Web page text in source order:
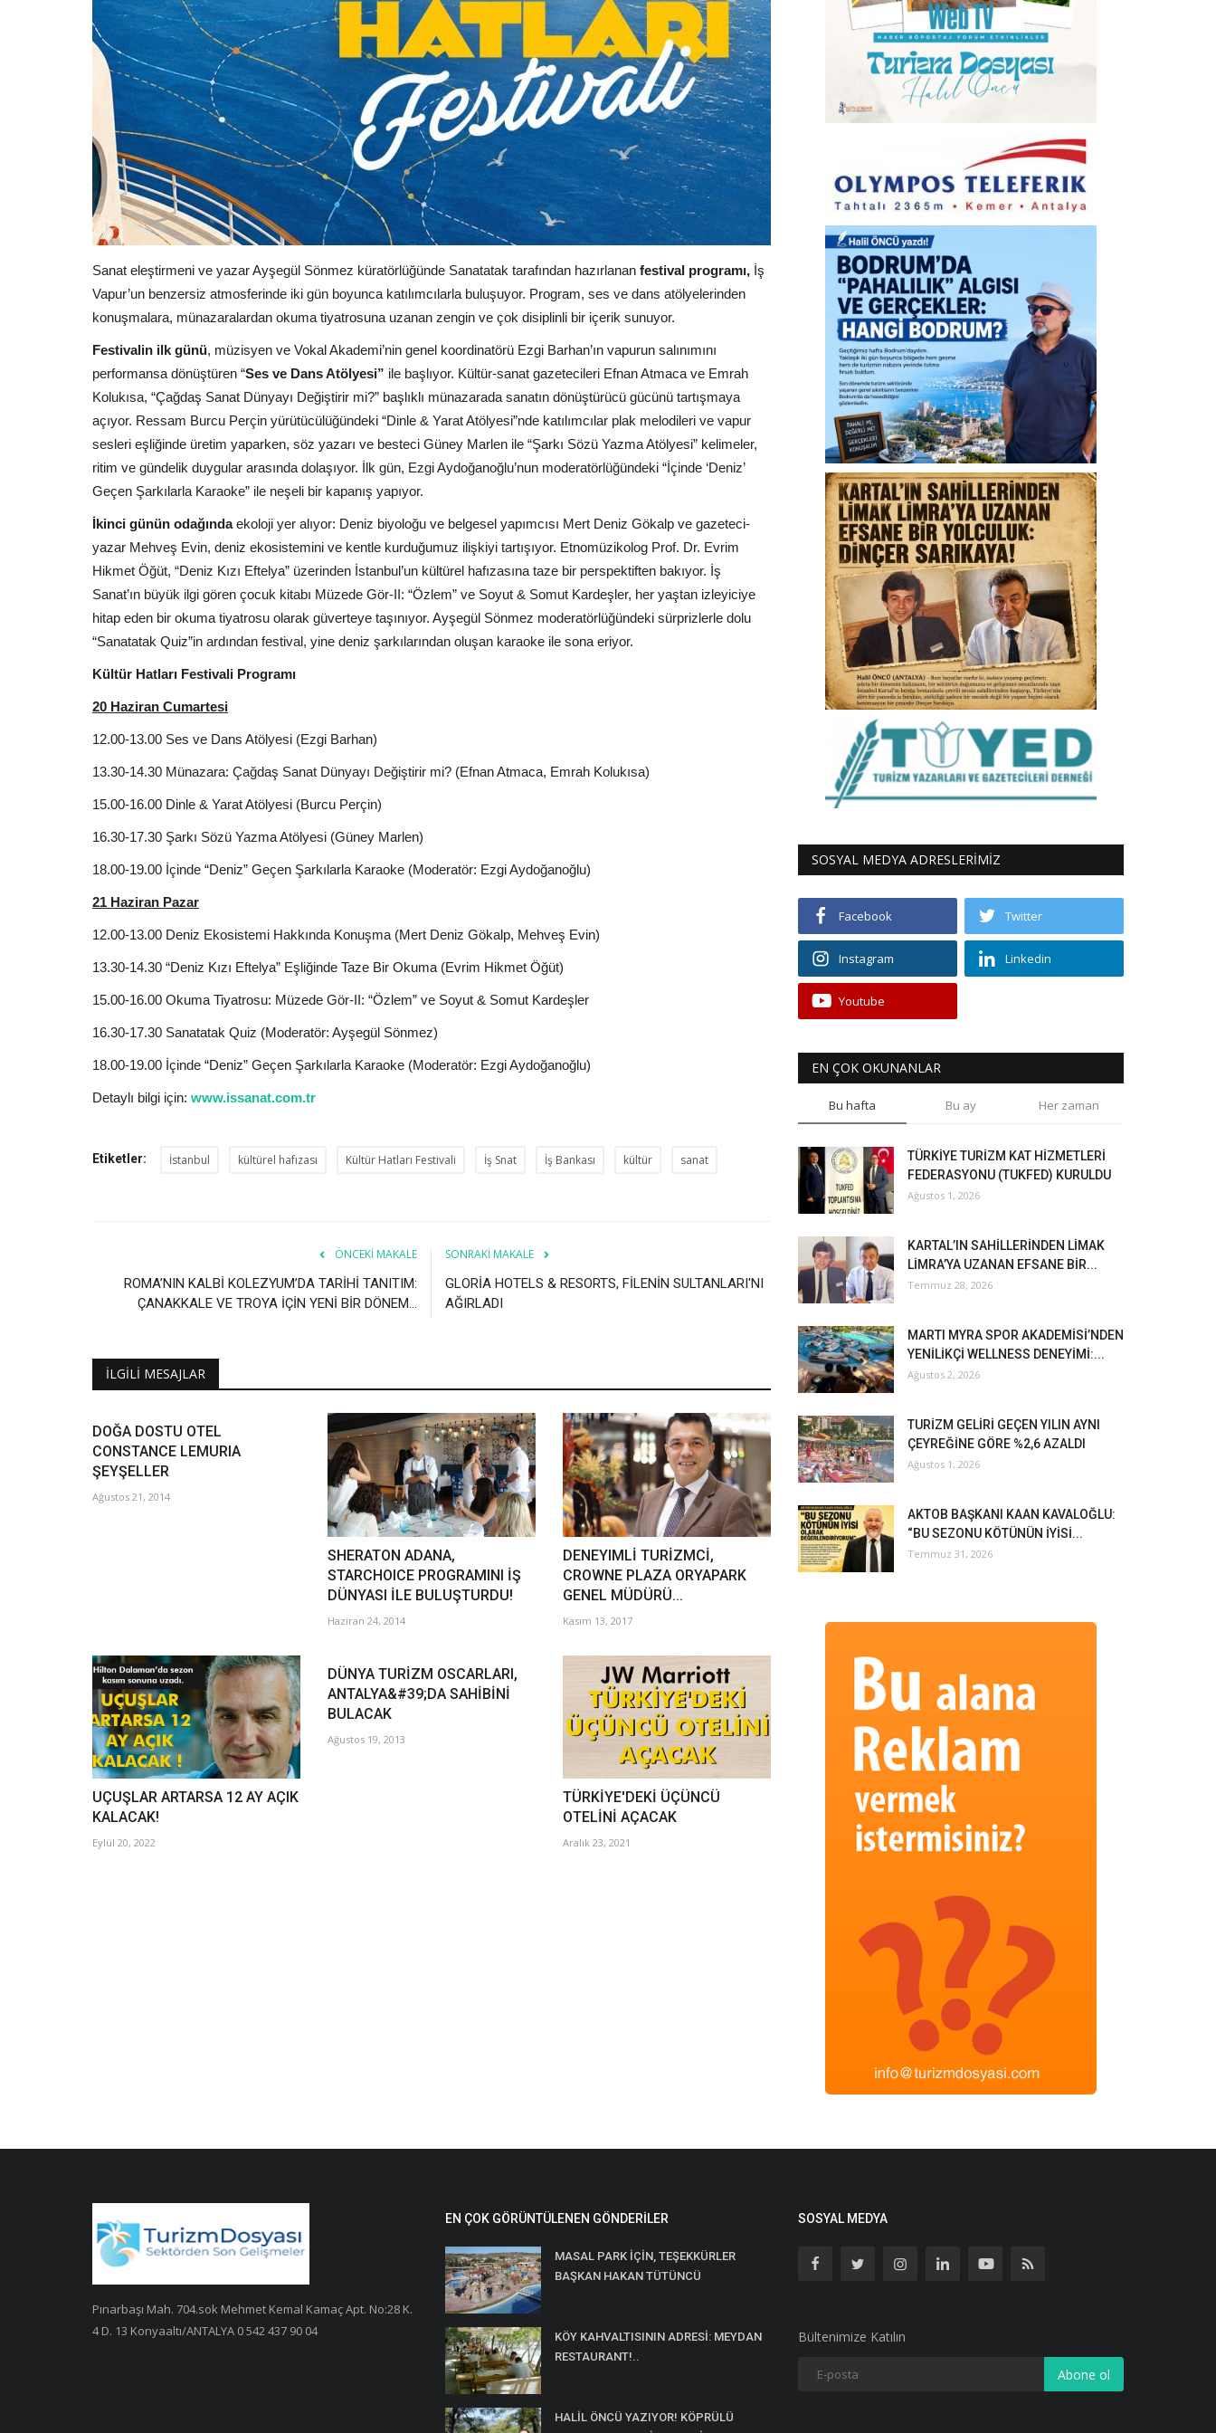
Sanat eleştirmeni ve yazar Ayşegül Sönmez küratörlüğünde Sanatatak tarafından hazırlanan festival programı, İş
Vapur’un benzersiz atmosferinde iki gün boyunca katılımcılarla buluşuyor. Program, ses ve dans atölyelerinden
konuşmalara, münazaralardan okuma tiyatrosuna uzanan zengin ve çok disiplinli bir içerik sunuyor.
Festivalin ilk günü, müzisyen ve Vokal Akademi’nin genel koordinatörü Ezgi Barhan’ın vapurun salınımını
performansa dönüştüren “Ses ve Dans Atölyesi” ile başlıyor. Kültür-sanat gazetecileri Efnan Atmaca ve Emrah
Kolukısa, “Çağdaş Sanat Dünyayı Değiştirir mi?” başlıklı münazarada sanatın dönüştürücü gücünü tartışmaya
açıyor. Ressam Burcu Perçin yürütücülüğündeki “Dinle & Yarat Atölyesi”nde katılımcılar plak melodileri ve vapur
sesleri eşliğinde üretim yaparken, söz yazarı ve besteci Güney Marlen ile “Şarkı Sözü Yazma Atölyesi” kelimeler,
ritim ve gündelik duygular arasında dolaşıyor. İlk gün, Ezgi Aydoğanoğlu’nun moderatörlüğündeki “İçinde ‘Deniz’
Geçen Şarkılarla Karaoke” ile neşeli bir kapanış yapıyor.
İkinci günün odağındaekoloji yer alıyor: Deniz biyoloğu ve belgesel yapımcısı Mert Deniz Gökalp ve gazeteci-
yazar Mehveş Evin, deniz ekosistemini ve kentle kurduğumuz ilişkiyi tartışıyor. Etnomüzikolog Prof. Dr. Evrim
Hikmet Öğüt, “Deniz Kızı Eftelya” üzerinden İstanbul’un kültürel hafızasına taze bir perspektiften bakıyor. İş
Sanat’ın büyük ilgi gören çocuk kitabı Müzede Gör-II: “Özlem” ve Soyut & Somut Kardeşler, her yaştan izleyiciye
hitap eden bir okuma tiyatrosu olarak güverteye taşınıyor. Ayşegül Sönmez moderatörlüğündeki sürprizlerle dolu
“Sanatatak Quiz”in ardından festival, yine deniz şarkılarından oluşan karaoke ile sona eriyor.
Kültür Hatları Festivali Programı
20 Haziran Cumartesi
12.00-13.00 Ses ve Dans Atölyesi (Ezgi Barhan)
13.30-14.30 Münazara: Çağdaş Sanat Dünyayı Değiştirir mi? (Efnan Atmaca, Emrah Kolukısa)
15.00-16.00 Dinle & Yarat Atölyesi (Burcu Perçin)
16.30-17.30 Şarkı Sözü Yazma Atölyesi (Güney Marlen)
18.00-19.00 İçinde “Deniz” Geçen Şarkılarla Karaoke (Moderatör: Ezgi Aydoğanoğlu)
21 Haziran Pazar
12.00-13.00 Deniz Ekosistemi Hakkında Konuşma (Mert Deniz Gökalp, Mehveş Evin)
13.30-14.30 “Deniz Kızı Eftelya” Eşliğinde Taze Bir Okuma (Evrim Hikmet Öğüt)
15.00-16.00 Okuma Tiyatrosu: Müzede Gör-II: “Özlem” ve Soyut & Somut Kardeşler
16.30-17.30 Sanatatak Quiz (Moderatör: Ayşegül Sönmez)
18.00-19.00 İçinde “Deniz” Geçen Şarkılarla Karaoke (Moderatör: Ezgi Aydoğanoğlu)
Detaylı bilgi için: www.issanat.com.tr
Etiketler: İstanbul kültürel hafızası Kültür Hatları Festivali İş Snat İş Bankası kültür sanat
ÖNCEKI MAKALE
ROMA’NIN KALBİ KOLEZYUM’DA TARİHİ TANITIM:
ÇANAKKALE VE TROYA İÇİN YENİ BİR DÖNEM...
SONRAKI MAKALE
GLORİA HOTELS & RESORTS, FİLENİN SULTANLARI'NI
AĞIRLADI
İLGILI MESAJLAR
DOĞA DOSTU OTEL
CONSTANCE LEMURIA
ŞEYŞELLER
Ağustos 21, 2014
SHERATON ADANA,
STARCHOICE PROGRAMINI İŞ
DÜNYASI İLE BULUŞTURDU!
Haziran 24, 2014
DENEYIMLİ TURİZMCİ,
CROWNE PLAZA ORYAPARK
GENEL MÜDÜRÜ...
Kasım 13, 2017
UÇUŞLAR ARTARSA 12 AY AÇIK
KALACAK!
Eylül 20, 2022
DÜNYA TURİZM OSCARLARI,
ANTALYA&#39;DA SAHİBİNİ
BULACAK
Ağustos 19, 2013
TÜRKİYE'DEKİ ÜÇÜNCÜ
OTELİNİ AÇACAK
Aralık 23, 2021
SOSYAL MEDYA ADRESLERİMİZ
Facebook Twitter
Instagram Linkedin
Youtube
EN ÇOK OKUNANLAR
Bu hafta Bu ay Her zaman
TÜRKİYE TURİZM KAT HİZMETLERİ
FEDERASYONU (TUKFED) KURULDU
Ağustos 1, 2026
KARTAL’IN SAHİLLERİNDEN LİMAK
LİMRA’YA UZANAN EFSANE BİR...
Temmuz 28, 2026
MARTI MYRA SPOR AKADEMİSİ’NDEN
YENİLİKÇİ WELLNESS DENEYİMİ:...
Ağustos 2, 2026
TURİZM GELİRİ GEÇEN YILIN AYNI
ÇEYREĞİNE GÖRE %2,6 AZALDI
Ağustos 1, 2026
AKTOB BAŞKANI KAAN KAVALOĞLU:
“BU SEZONU KÖTÜNÜN İYİSİ...
Temmuz 31, 2026
Pınarbaşı Mah. 704.sok Mehmet Kemal Kamaç Apt. No:28 K.
4 D. 13 Konyaaltı/ANTALYA 0 542 437 90 04
EN ÇOK GÖRÜNTÜLENEN GÖNDERILER
MASAL PARK İÇİN, TEŞEKKÜRLER
BAŞKAN HAKAN TÜTÜNCÜ
KÖY KAHVALTISININ ADRESİ: MEYDAN
RESTAURANT!..
HALİL ÖNCÜ YAZIYOR! KÖPRÜLÜ
SOSYAL MEDYA
Bültenimize Katılın
Abone ol